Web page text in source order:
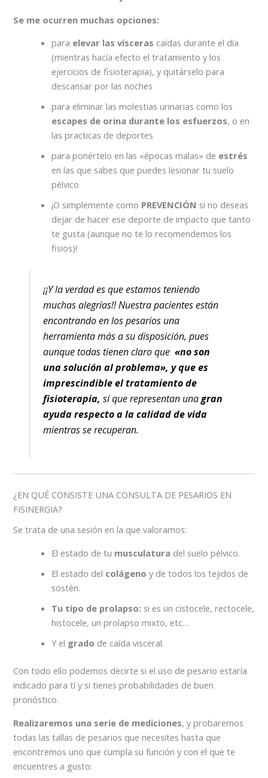
Se me ocurren muchas opciones:
para elevar las vísceras caídas durante el día
(mientras hacía efecto el tratamiento y los
ejercicios de fisioterapia), y quitárselo para
descansar por las noches
para eliminar las molestias urinarias como los
escapes de orina durante los esfuerzos, o en
las practicas de deportes
para ponértelo en las «épocas malas» de estrés
en las que sabes que puedes lesionar tu suelo
pélvico
¡O simplemente como PREVENCIÓN si no deseas
dejar de hacer ese deporte de impacto que tanto
te gusta (aunque no te lo recomendemos los
fisios)!
¡¡Y la verdad es que estamos teniendo
muchas alegrías!! Nuestra pacientes están
encontrando en los pesarios una
herramienta más a su disposición, pues
aunque todas tienen claro que «no son
una solución al problema», y que es
imprescindible el tratamiento de
fisioterapia, sí que representan unagran
ayuda respecto a la calidad de vida
mientras se recuperan.
¿EN QUÉ CONSISTE UNA CONSULTA DE PESARIOS EN
FISINERGIA?
Se trata de una sesión en la que valoramos:
El estado de tu musculatura del suelo pélvico.
El estado del colágeno y de todos los tejidos de
sostén.
Tu tipo de prolapso: si es un cistocele, rectocele,
histocele, un prolapso mixto, etc…
Y el grado de caída visceral.
Con todo ello podemos decirte si el uso de pesario estaría
indicado para tí y si tienes probabilidades de buen
pronóstico.
Realizaremos una serie de mediciones, y probaremos
todas las tallas de pesarios que necesites hasta que
encontremos uno que cumpla su función y con el que te
encuentres a gusto: